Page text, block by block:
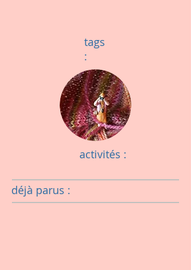
tags
:
activités :
déjà parus :